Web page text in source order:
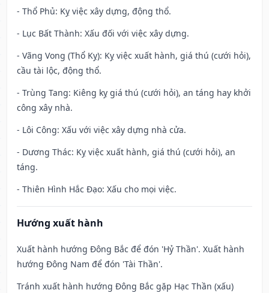
- Thổ Phủ: Kỵ việc xây dựng, động thổ.
- Lục Bất Thành: Xấu đối với việc xây dựng.
- Vãng Vong (Thổ Kỵ): Kỵ việc xuất hành, giá thú (cưới hỏi),
cầu tài lộc, động thổ.
- Trùng Tang: Kiêng kỵ giá thú (cưới hỏi), an táng hay khởi
công xây nhà.
- Lôi Công: Xấu với việc xây dựng nhà cửa.
- Dương Thác: Kỵ việc xuất hành, giá thú (cưới hỏi), an
táng.
- Thiên Hình Hắc Đạo: Xấu cho mọi việc.
Hướng xuất hành
Xuất hành hướng Đông Bắc để đón 'Hỷ Thần'. Xuất hành
hướng Đông Nam để đón 'Tài Thần'.
Tránh xuất hành hướng Đông Bắc gặp Hạc Thần (xấu)